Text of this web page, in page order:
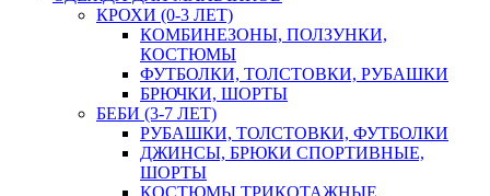
КРОХИ (0-3 ЛЕТ)
КОМБИНЕЗОНЫ, ПОЛЗУНКИ,
КОСТЮМЫ
ФУТБОЛКИ, ТОЛСТОВКИ, РУБАШКИ
БРЮЧКИ, ШОРТЫ
БЕБИ (3-7 ЛЕТ)
РУБАШКИ, ТОЛСТОВКИ, ФУТБОЛКИ
ДЖИНСЫ, БРЮКИ СПОРТИВНЫЕ,
ШОРТЫ
КОСТЮМЫ ТРИКОТАЖНЫЕ,